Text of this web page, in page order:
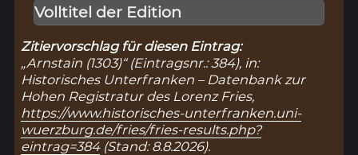
Volltitel der Edition
Zitiervorschlag für diesen Eintrag:
„Arnstain (1303)“ (Eintragsnr.: 384), in:
Historisches Unterfranken – Datenbank zur
Hohen Registratur des Lorenz Fries,
https://www.historisches-unterfranken.uni-
wuerzburg.de/fries/fries-results.php?
eintrag=384(Stand: 8.8.2026).